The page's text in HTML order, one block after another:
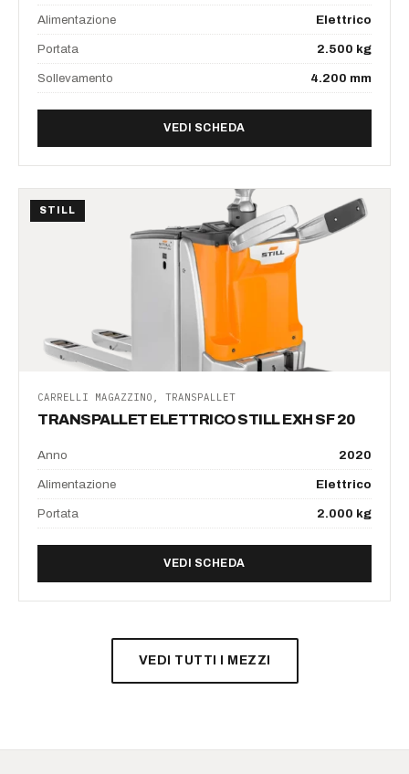
Alimentazione Elettrico
Portata 2.500 kg
Sollevamento 4.200 mm
VEDI SCHEDADI FRONTALE ELETTRICO
STILL
CARRELLI MAGAZZINO, TRANSPALLET
TRANSPALLET ELETTRICO STILL EXH SF 20
Anno 2020
Alimentazione Elettrico
Portata 2.000 kg
VEDI SCHEDADI TRANSPALLET
VEDI TUTTI I MEZZI